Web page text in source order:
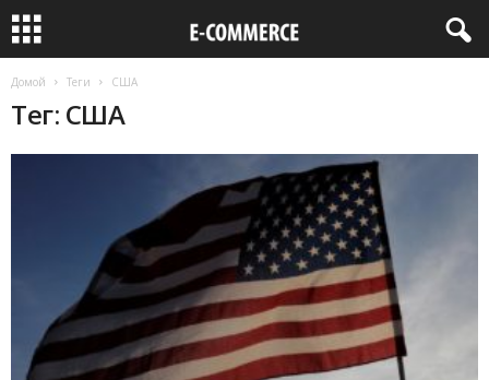
Домой Теги США
Тег: США